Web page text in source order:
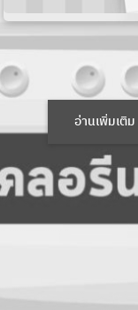
รู้ยัง คลอรีนในน้ำปร
29 ธ.ค.
อ่านเพิ่มเติม